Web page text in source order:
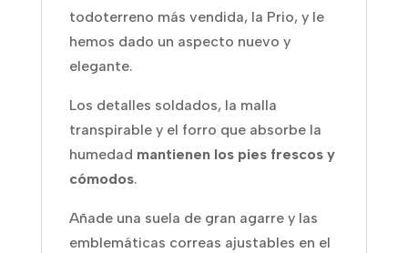
todoterreno más vendida, la Prio, y le
hemos dado un aspecto nuevo y
elegante.
Los detalles soldados, la malla
transpirable y el forro que absorbe la
humedad mantienen los pies frescos y
cómodos.
Añade una suela de gran agarre y las
emblemáticas correas ajustables en el